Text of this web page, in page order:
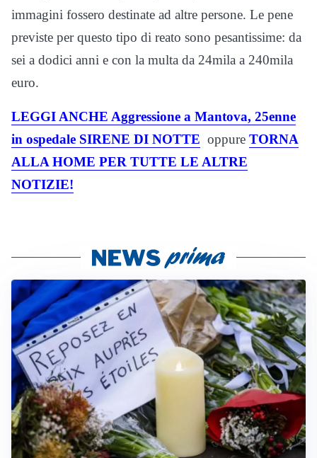
immagini fossero destinate ad altre persone. Le pene
previste per questo tipo di reato sono pesantissime: da
sei a dodici anni e con la multa da 24mila a 240mila
euro.
LEGGI ANCHE Aggressione a Mantova, 25enne
in ospedale SIRENE DI NOTTE oppure TORNA
ALLA HOME PER TUTTE LE ALTRE
NOTIZIE!